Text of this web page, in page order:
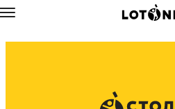
Назад